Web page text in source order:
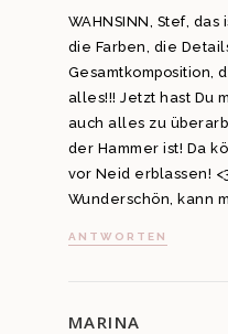
WAHNSINN, Stef,
die Farben, die
Gesamtkomposition,
alles!!! Jetzt hast Du
auch alles zu
der Hammer ist! Da
vor Neid erblassen!
Wunderschön, kann
ANTWORTEN
MARINA